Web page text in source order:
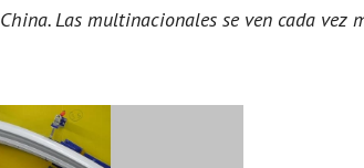
Las multinacionales se ven cada vez